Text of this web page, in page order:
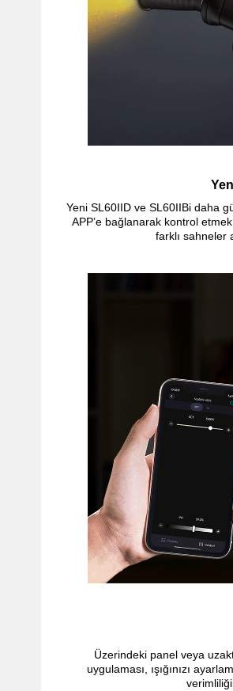
Yeni SL60IID ve SL60IIBi daha
APP’e bağlanarak kontrol
farklı sahneler
Üzerindeki panel veya
uygulaması, ışığınızı